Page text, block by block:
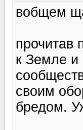
вобщем
прочитав
к Земле и
своим
бредом.